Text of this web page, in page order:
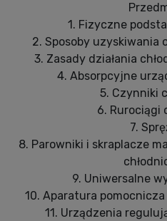
1. Fizyczne
2. Sposoby uzyskiwania
3. Zasady działania
4. Absorpcyjne
5. Czynniki
6. Rurociągi
7.
8. Parowniki i skraplacze
9. Uniwersalne
10. Aparatura
11. Urządzenia